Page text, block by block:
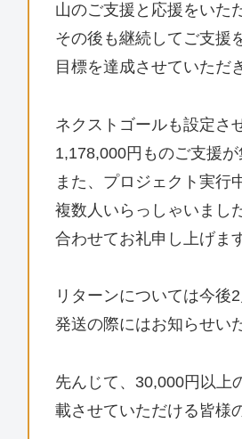
山のご支援と応援をいた
その後も継続してご支援
目標を達成させていただ
ネクストゴールも設定さ
1,178,000円ものご支援
また、プロジェクト実行
複数人いらっしゃいまし
合わせてお礼申し上げま
リターンについては今後
発送の際にはお知らせい
先んじて、30,000円以上
載させていただける皆様